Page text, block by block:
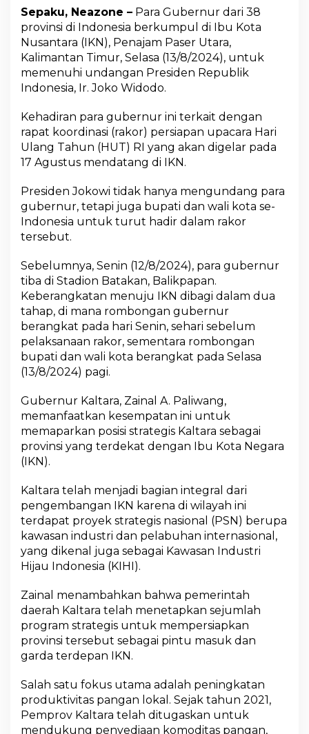
a
e
g
i
s
K
a
t
a
r
S
b
a
g
i
n
M
a
s
u
N
Sepaku, Neazone – Para Gubernur dari 38
provinsi di Indonesia berkumpul di Ibu Kota
Nusantara (IKN), Penajam Paser Utara,
Kalimantan Timur, Selasa (13/8/2024), untuk
memenuhi undangan Presiden Republik
Indonesia, Ir. Joko Widodo.
Kehadiran para gubernur ini terkait dengan
rapat koordinasi (rakor) persiapan upacara Hari
Ulang Tahun (HUT) RI yang akan digelar pada
17 Agustus mendatang di IKN.
Presiden Jokowi tidak hanya mengundang para
gubernur, tetapi juga bupati dan wali kota se-
Indonesia untuk turut hadir dalam rakor
tersebut.
Sebelumnya, Senin (12/8/2024), para gubernur
tiba di Stadion Batakan, Balikpapan.
Keberangkatan menuju IKN dibagi dalam dua
tahap, di mana rombongan gubernur
berangkat pada hari Senin, sehari sebelum
pelaksanaan rakor, sementara rombongan
bupati dan wali kota berangkat pada Selasa
(13/8/2024) pagi.
Gubernur Kaltara, Zainal A. Paliwang,
memanfaatkan kesempatan ini untuk
memaparkan posisi strategis Kaltara sebagai
provinsi yang terdekat dengan Ibu Kota Negara
(IKN).
Kaltara telah menjadi bagian integral dari
pengembangan IKN karena di wilayah ini
terdapat proyek strategis nasional (PSN) berupa
kawasan industri dan pelabuhan internasional,
yang dikenal juga sebagai Kawasan Industri
Hijau Indonesia (KIHI).
Zainal menambahkan bahwa pemerintah
daerah Kaltara telah menetapkan sejumlah
program strategis untuk mempersiapkan
provinsi tersebut sebagai pintu masuk dan
garda terdepan IKN.
Salah satu fokus utama adalah peningkatan
produktivitas pangan lokal. Sejak tahun 2021,
Pemprov Kaltara telah ditugaskan untuk
mendukung penyediaan komoditas pangan,